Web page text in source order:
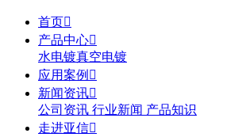
首页
产品中心
水电镀真空电镀
应用案例 
新闻资讯
公司资讯 行业新闻 产品知识
走进亚信